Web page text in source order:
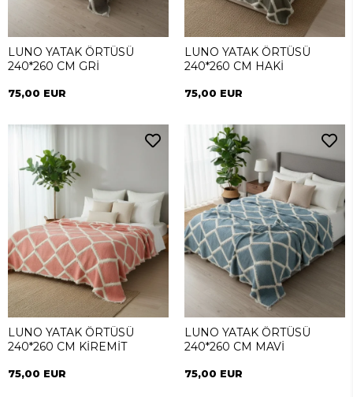
LUNO YATAK ÖRTÜSÜ
240*260 CM GRİ
75,00 EUR
LUNO YATAK ÖRTÜSÜ
240*260 CM HAKİ
75,00 EUR
LUNO YATAK ÖRTÜSÜ
240*260 CM KİREMİT
75,00 EUR
LUNO YATAK ÖRTÜSÜ
240*260 CM MAVİ
75,00 EUR